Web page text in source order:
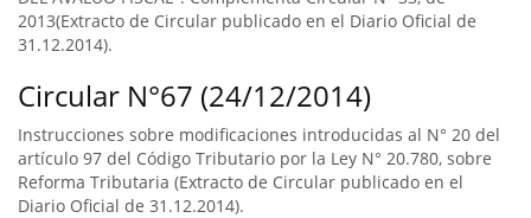
2013(Extracto de Circular publicado en el Diario Oficial de
31.12.2014).
Circular N°67 (24/12/2014)
Instrucciones sobre modificaciones introducidas al N° 20 del
artículo 97 del Código Tributario por la Ley N° 20.780, sobre
Reforma Tributaria (Extracto de Circular publicado en el
Diario Oficial de 31.12.2014).